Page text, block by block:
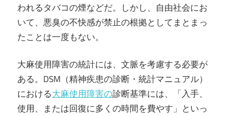
われるタバコの煙などだ。しかし、自由社会にお
いて、悪臭の不快感が禁止の根拠としてまとまっ
たことは一度もない。
大麻使用障害の統計には、文脈を考慮する必要が
ある。DSM（精神疾患の診断・統計マニュアル）
における大麻使用障害の診断基準には、「入手、
使用、または回復に多くの時間を費やす」といっ